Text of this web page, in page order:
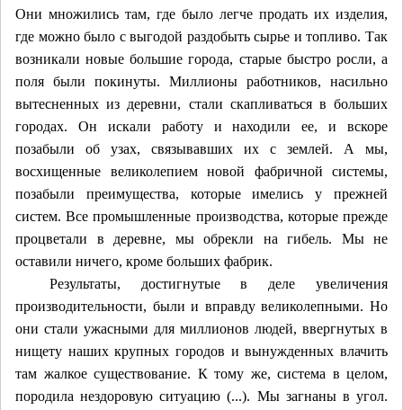
Они множились там, где было легче продать их изделия,
где можно было с выгодой раздобыть сырье и топливо. Так
возникали новые большие города, старые быстро росли, а
поля были покинуты. Миллионы работников, насильно
вытесненных из деревни, стали скапливаться в больших
городах. Он искали работу и находили ее, и вскоре
позабыли об узах, связывавших их с землей. А мы,
восхищенные великолепием новой фабричной системы,
позабыли преимущества, которые имелись у прежней
систем. Все промышленные производства, которые прежде
процветали в деревне, мы обрекли на гибель. Мы не
оставили ничего, кроме больших фабрик.
Результаты, достигнутые в деле увеличения
производительности, были и вправду великолепными. Но
они стали ужасными для миллионов людей, ввергнутых в
нищету наших крупных городов и вынужденных влачить
там жалкое существование. К тому же, система в целом,
породила нездоровую ситуацию (...). Мы загнаны в угол.